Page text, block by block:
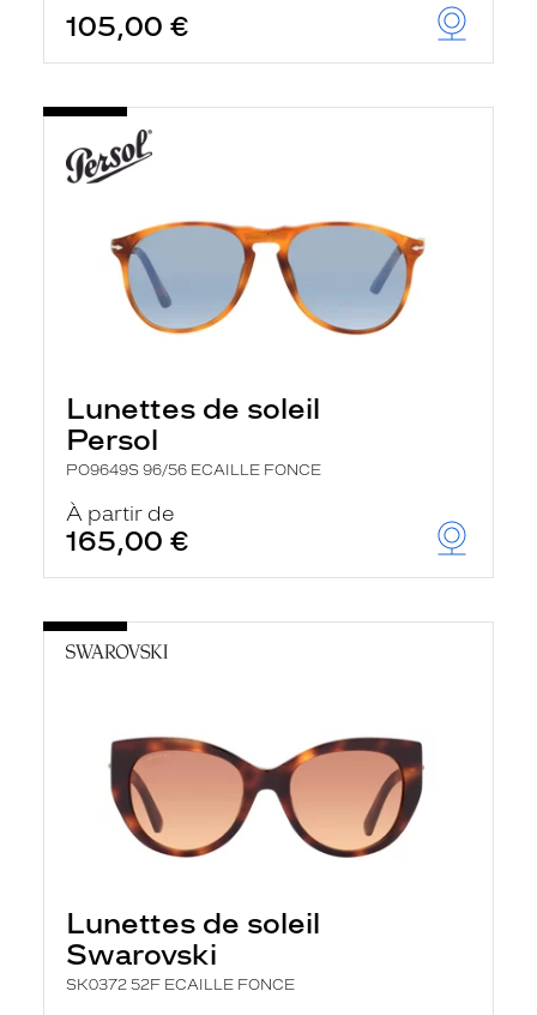
105,00 €
Lunettes de soleil
Persol
PO9649S 96/56 ECAILLE FONCE
À partir de
165,00 €
Lunettes de soleil
Swarovski
SK0372 52F ECAILLE FONCE